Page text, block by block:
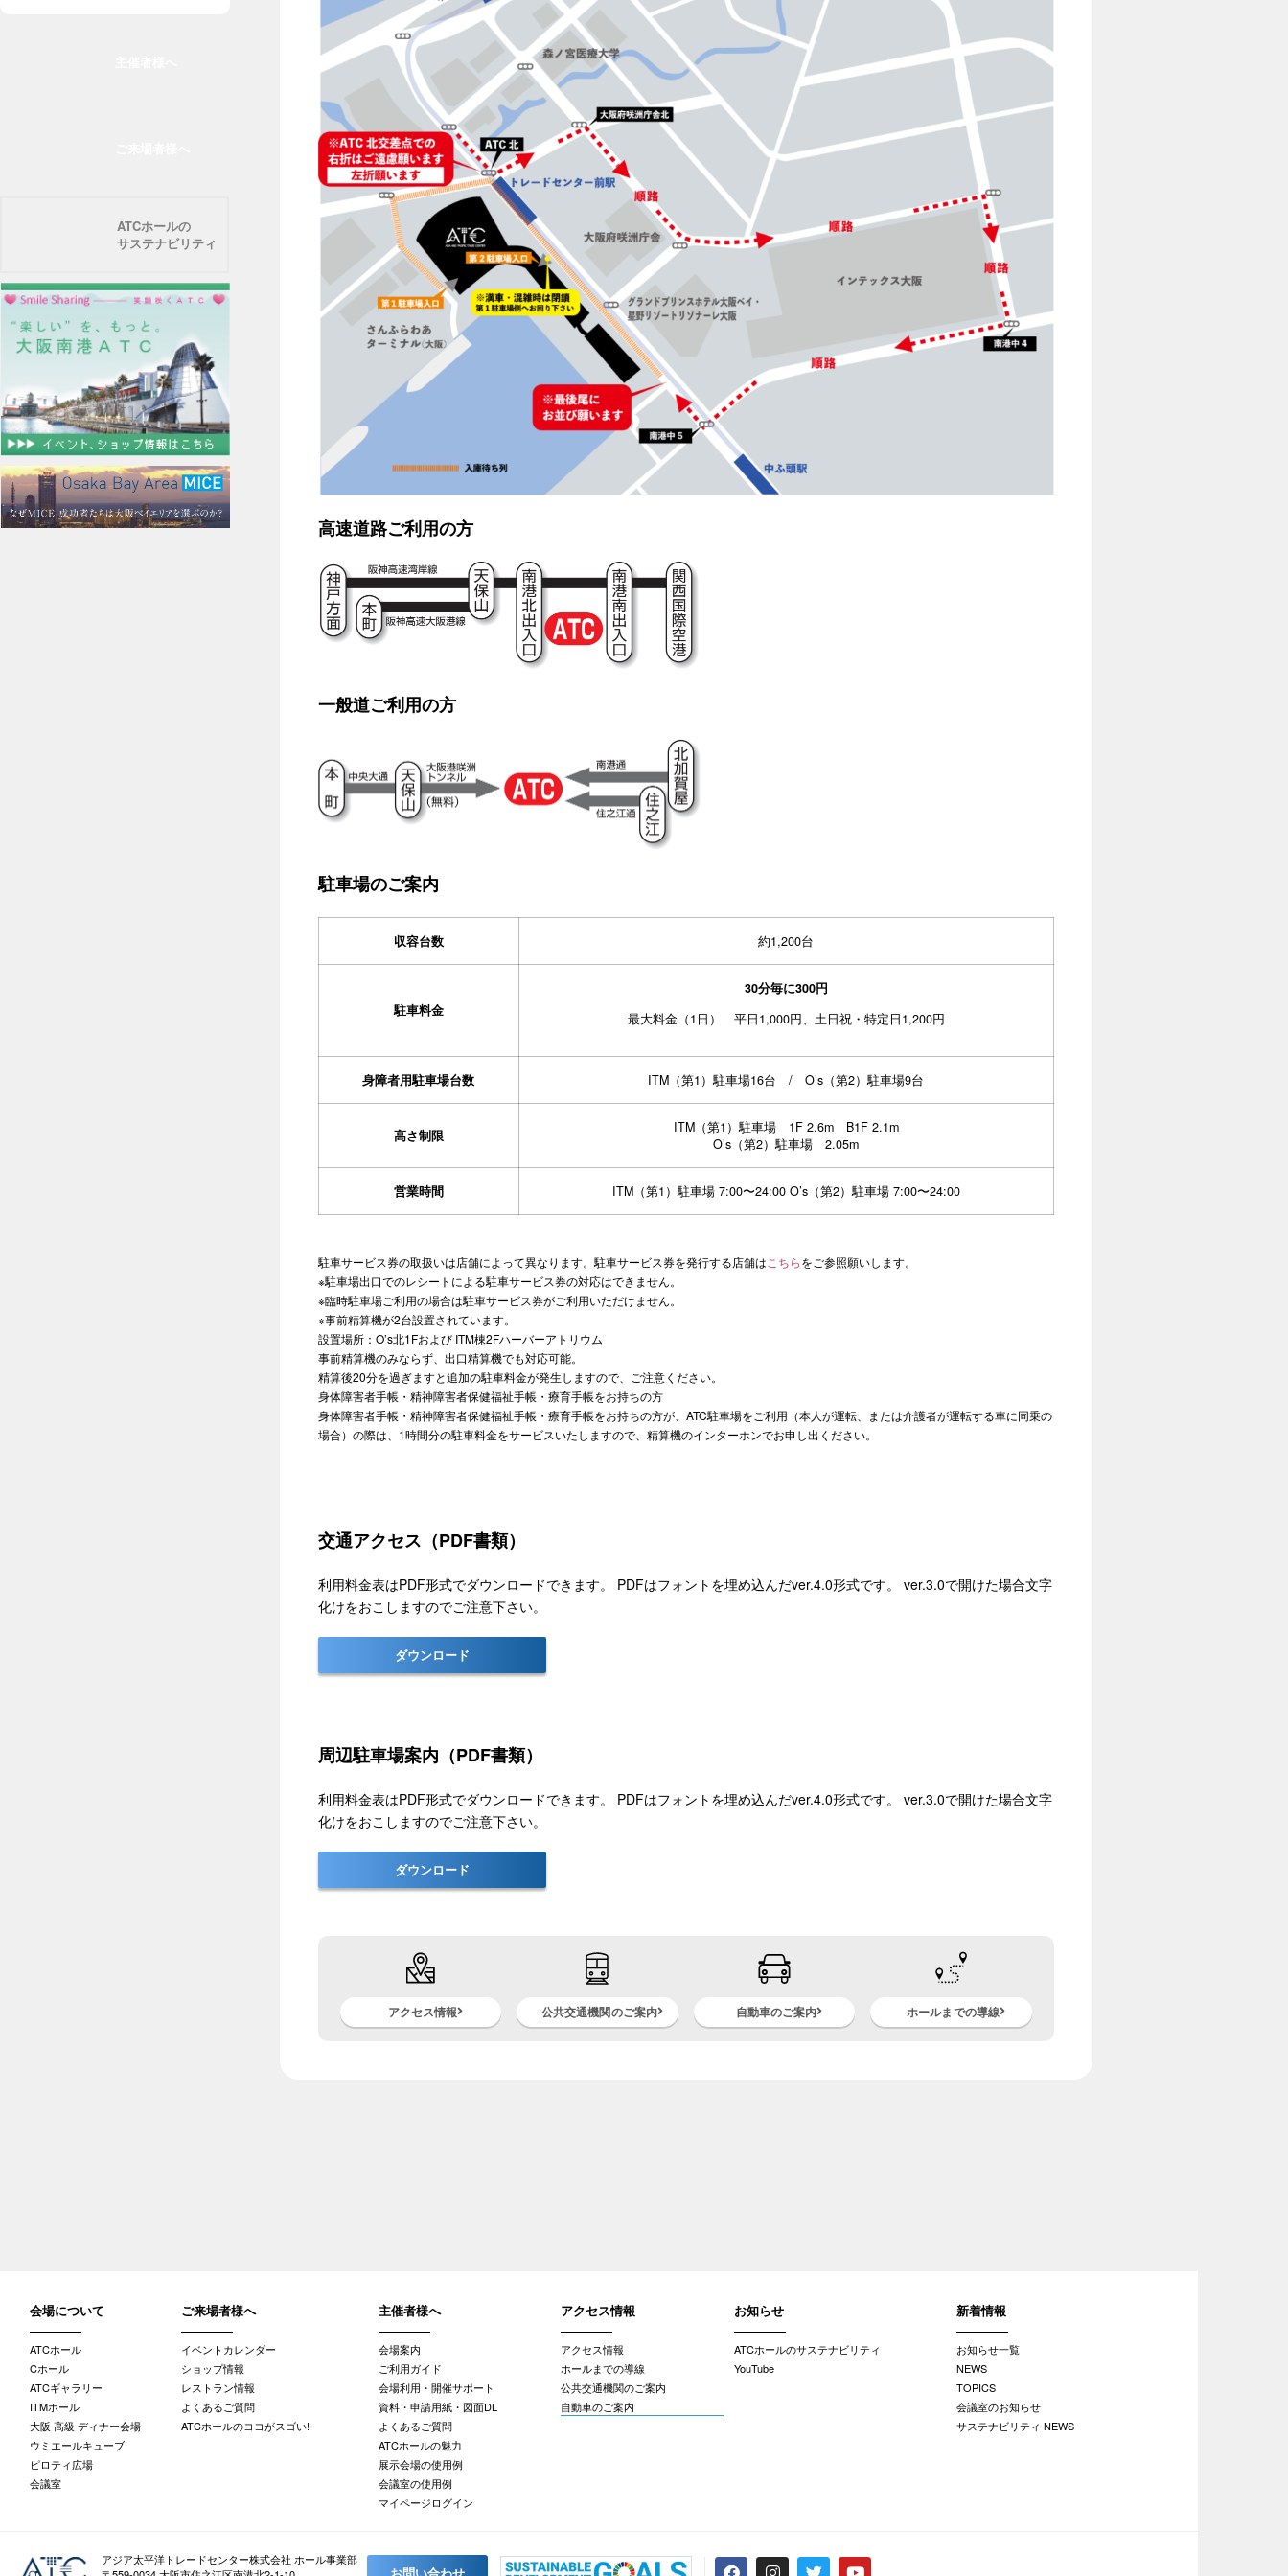
ATCホールの
サステナビリティ
高速道路ご利用の方
一般道ご利用の方
駐車場のご案内
収容台数 約1,200台
駐車料金
30分毎に300円
最大料金（1日） 平日1,000円、土日祝・特定日1,200円
身障者用駐車場台数 ITM（第1）駐車場16台 / O’s（第2）駐車場9台
高さ制限
ITM（第1）駐車場 1F 2.6m B1F 2.1m
O’s（第2）駐車場 2.05m
営業時間 ITM（第1）駐車場 7:00〜24:00 O’s（第2）駐車場 7:00〜24:00
駐車サービス券の取扱いは店舗によって異なります。駐車サービス券を発行する店舗はこちらをご参照願いします。
※駐車場出口でのレシートによる駐車サービス券の対応はできません。
※臨時駐車場ご利用の場合は駐車サービス券がご利用いただけません。
※事前精算機が2台設置されています。
設置場所：O’s北1Fおよび ITM棟2Fハーバーアトリウム
事前精算機のみならず、出口精算機でも対応可能。
精算後20分を過ぎますと追加の駐車料金が発生しますので、ご注意ください。
身体障害者手帳・精神障害者保健福祉手帳・療育手帳をお持ちの方
身体障害者手帳・精神障害者保健福祉手帳・療育手帳をお持ちの方が、ATC駐車場をご利用（本人が運転、または介護者が運転する車に同乗の
場合）の際は、1時間分の駐車料金をサービスいたしますので、精算機のインターホンでお申し出ください。
交通アクセス（PDF書類）
利用料金表はPDF形式でダウンロードできます。 PDFはフォントを埋め込んだver.4.0形式です。 ver.3.0で開けた場合文字
化けをおこしますのでご注意下さい。
ダウンロード
周辺駐車場案内（PDF書類）
利用料金表はPDF形式でダウンロードできます。 PDFはフォントを埋め込んだver.4.0形式です。 ver.3.0で開けた場合文字
化けをおこしますのでご注意下さい。
ダウンロード
アクセス情報 公共交通機関のご案内 自動車のご案内 ホールまでの導線
会場について
ATCホール
Cホール
ATCギャラリー
ITMホール
大阪 高級 ディナー会場
ウミエールキューブ
ピロティ広場
会議室
ご来場者様へ
イベントカレンダー
ショップ情報
レストラン情報
よくあるご質問
ATCホールのココがスゴい!
主催者様へ
会場案内
ご利用ガイド
会場利用・開催サポート
資料・申請用紙・図面DL
よくあるご質問
ATCホールの魅力
展示会場の使用例
会議室の使用例
マイページログイン
アクセス情報
アクセス情報
ホールまでの導線
公共交通機関のご案内
自動車のご案内
お知らせ
ATCホールのサステナビリティ
YouTube
新着情報
お知らせ一覧
NEWS
TOPICS
会議室のお知らせ
サステナビリティ NEWS
アジア太平洋トレードセンター株式会社 ホール事業部